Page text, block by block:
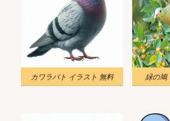
カワラバト イラスト 無料 緑の鳩